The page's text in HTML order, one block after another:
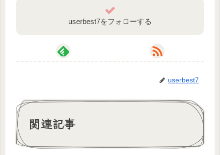
userbest7をフォローする
userbest7
関連記事